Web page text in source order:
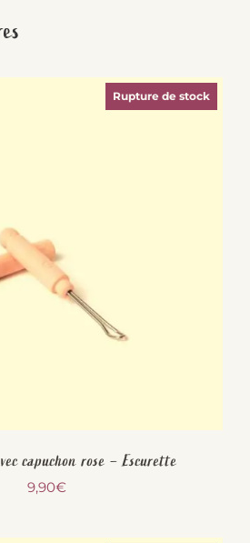
Rupture de stock
capuchon rose – Escurette
9,90€